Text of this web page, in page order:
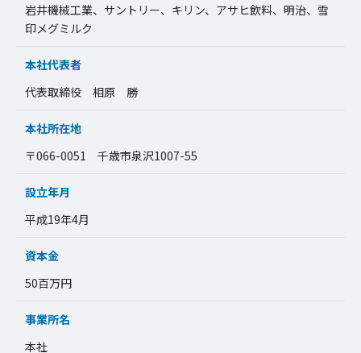
岩井機械工業、サントリー、キリン、アサヒ飲料、明治、雪
印メグミルク
本社代表者
代表取締役 相原 勝
本社所在地
〒066-0051 千歳市泉沢1007-55
設立年月
平成19年4月
資本金
50百万円
事業所名
本社